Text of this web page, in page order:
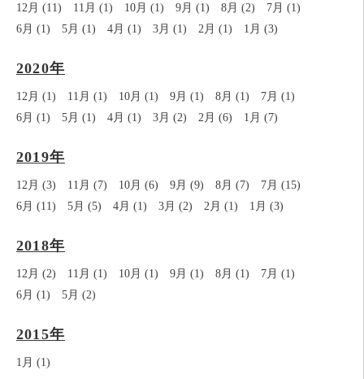
12月 (11) 11月 (1) 10月 (1) 9月 (1) 8月 (2)
7月 (1)
6月 (1)
5月 (1) 4月 (1) 3月 (1) 2月 (1) 1月 (3)
2020年
12月 (1) 11月 (1) 10月 (1) 9月 (1) 8月 (1)
7月 (1)
6月 (1)
5月 (1) 4月 (1) 3月 (2) 2月 (6) 1月 (7)
2019年
12月 (3) 11月 (7) 10月 (6) 9月 (9) 8月 (7)
7月 (15)
6月 (11)
5月 (5) 4月 (1) 3月 (2) 2月 (1) 1月 (3)
2018年
12月 (2) 11月 (1) 10月 (1) 9月 (1) 8月 (1)
7月 (1)
6月 (1)
5月 (2)
2015年
1月 (1)